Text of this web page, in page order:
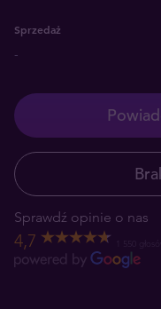
Sprzedaż
-
Sprawdź opinie o nas
4,7